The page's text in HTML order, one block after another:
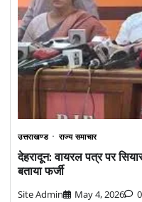
उत्तराखण्ड राज्य समाचार
देहरादून: वायरल पत्र पर
बताया फर्जी
Site Admin May 4, 2026 0